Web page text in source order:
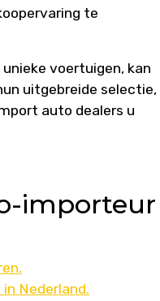
te
voertuigen, kan
uitgebreide selectie,
auto dealers u
importeur
Nederland.